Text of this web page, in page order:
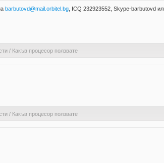
barbutovd@mail.orbitel.bg , ICQ 232923552, Skype-barbutovd
/ Какъв процесор ползвате
/ Какъв процесор ползвате